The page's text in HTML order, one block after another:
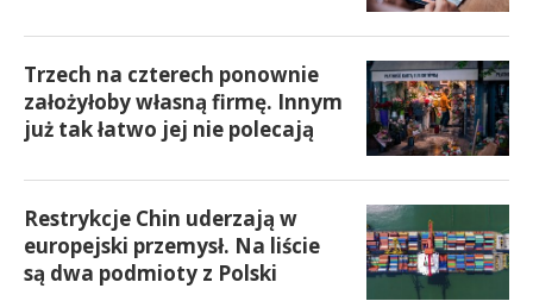
Trzech na czterech ponownie
założyłoby własną firmę. Innym
już tak łatwo jej nie polecają
Restrykcje Chin uderzają w
europejski przemysł. Na liście
są dwa podmioty z Polski